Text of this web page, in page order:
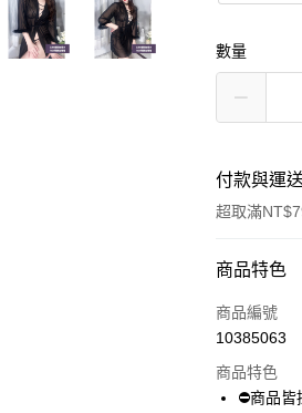
數量
付款與運
超取滿
付款方式
信用卡一次
LINE Pay
商品特色
商品編號
10385063
商品特色
⛔商品